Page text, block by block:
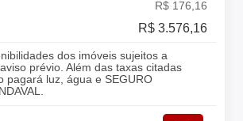
R$ 176,16
R$ 3.576,16
dos imóveis sujeitos a
prévio. Além das taxas citadas
pagará luz, água e SEGURO